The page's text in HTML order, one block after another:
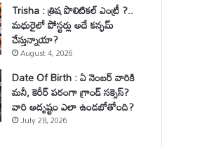
Trisha : త్రిష పొలిటికల్ ఎంట్రీ ?..
మధురైలో పోస్టర్లు అదే కన్ఫమ్
చేస్తున్నాయా?
August 4, 2026
Date Of Birth : ఏ నెంబర్ వారికి
మనీ, కెరీర్ పరంగా గ్రాండ్ సక్సెస్?
వారి అదృష్టం ఎలా ఉండబోతోంది?
July 28, 2026